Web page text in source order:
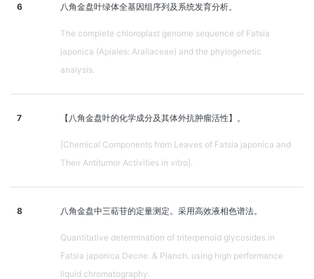
6 八角金盘叶绿体全基因组序列及系统发育分析。
The complete chloroplast genome sequence of Fatsia
japonica (Apiales: Araliaceae) and the phylogenetic
analysis.
7 【八角金盘叶的化学成分及其体外抗肿瘤活性】。
[Chemical Components from Leaves of Fatsia japonica and
Their Antitumor Activities in vitro].
8 八角金盘中三萜苷的定量测定。采用高效液相色谱法。
Quantitative determination of triterpenoid glycosides in
Fatsia japonica Decne. & Planch. using high performance
liquid chromatography.